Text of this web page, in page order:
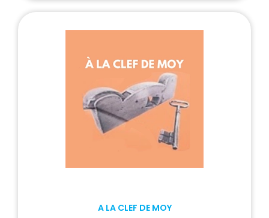
A LA CLEF DE MOY